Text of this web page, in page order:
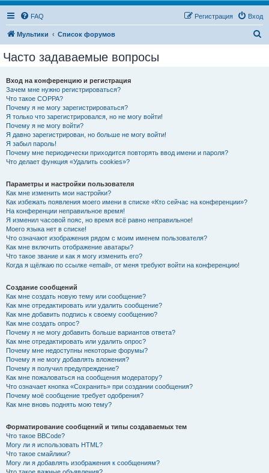
FAQ Вход
Регистрация
Мультики Список форумов
Часто задаваемые вопросы
Вход на конференцию и регистрация
Зачем мне нужно регистрироваться?
Что такое COPPA?
Почему я не могу зарегистрироваться?
Я только что зарегистрировался, но не могу войти!
Почему я не могу войти?
Я давно зарегистрирован, но больше не могу войти!
Я забыл пароль!
Почему мне периодически приходится повторять ввод имени и пароля?
Что делает функция «Удалить cookies»?
Параметры и настройки пользователя
Как мне изменить мои настройки?
Как избежать появления моего имени в списке «Кто сейчас на конференции»?
На конференции неправильное время!
Я изменил часовой пояс, но время всё равно неправильное!
Моего языка нет в списке!
Что означают изображения рядом с моим именем пользователя?
Как мне включить отображение аватары?
Что такое звание и как я могу изменить его?
Когда я щёлкаю по ссылке «email», от меня требуют войти на конференцию!
Создание сообщений
Как мне создать новую тему или сообщение?
Как мне отредактировать или удалить сообщение?
Как мне добавить подпись к своему сообщению?
Как мне создать опрос?
Почему я не могу добавить больше вариантов ответа?
Как мне отредактировать или удалить опрос?
Почему мне недоступны некоторые форумы?
Почему я не могу добавлять вложения?
Почему я получил предупреждение?
Как мне пожаловаться на сообщения модератору?
Что означает кнопка «Сохранить» при создании сообщения?
Почему моё сообщение требует одобрения?
Как мне вновь поднять мою тему?
Форматирование сообщений и типы создаваемых тем
Что такое BBCode?
Могу ли я использовать HTML?
Что такое смайлики?
Могу ли я добавлять изображения к сообщениям?